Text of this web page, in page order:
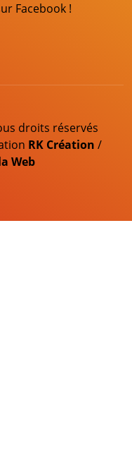
Facebook !
droits réservés
RK Création /
Web